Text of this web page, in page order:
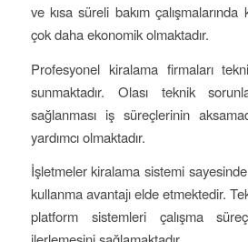
ve kısa süreli bakım çalışmalarında
çok daha ekonomik olmaktadır.
Profesyonel kiralama firmaları
sunmaktadır. Olası teknik
sağlanması iş süreçlerinin
yardımcı olmaktadır.
İşletmeler kiralama sistemi
kullanma avantajı elde etmektedir.
platform sistemleri çalışma